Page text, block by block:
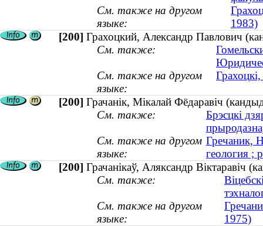
См. также на другом
языке:
1983)
[200] Грахоцкий, Александр Павлович
См. также:
См. также на другом
языке:
[200] Грачанік, Мікалай Фёдаравіч
См. также:
Брэсцкі
См. также на другом
языке:
Гречаник,
геология ;
[200] Грачанікаў, Аляксандр Віктаравіч
См. также:
См. также на другом
языке:
1975)